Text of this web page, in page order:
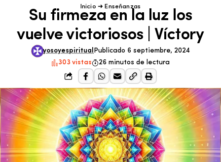
Inicio ➜ Enseñanzas
Su firmeza en la luz los
vuelve victoriosos | Víctory
yosoyespiritual Publicado 6 septiembre, 2024
303 vistas
26 minutos de lectura